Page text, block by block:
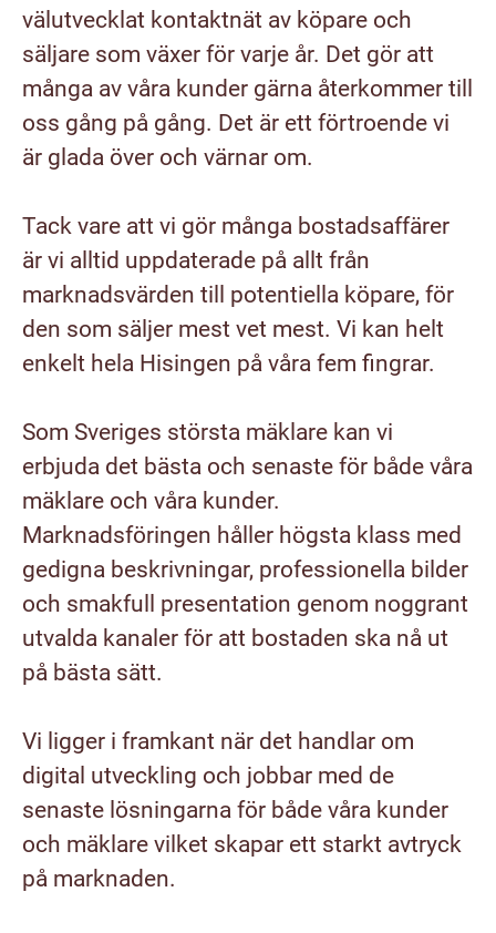
välutvecklat kontaktnät av köpare och
säljare som växer för varje år. Det gör att
många av våra kunder gärna återkommer till
oss gång på gång. Det är ett förtroende vi
är glada över och värnar om.
Tack vare att vi gör många bostadsaffärer
är vi alltid uppdaterade på allt från
marknadsvärden till potentiella köpare, för
den som säljer mest vet mest. Vi kan helt
enkelt hela Hisingen på våra fem fingrar.
Som Sveriges största mäklare kan vi
erbjuda det bästa och senaste för både våra
mäklare och våra kunder.
Marknadsföringen håller högsta klass med
gedigna beskrivningar, professionella bilder
och smakfull presentation genom noggrant
utvalda kanaler för att bostaden ska nå ut
på bästa sätt.
Vi ligger i framkant när det handlar om
digital utveckling och jobbar med de
senaste lösningarna för både våra kunder
och mäklare vilket skapar ett starkt avtryck
på marknaden.